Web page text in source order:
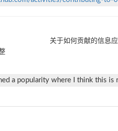
关于如何贡献的信息
a popularity where I think this is